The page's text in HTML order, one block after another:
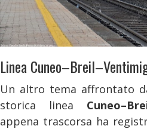
Linea
Un altro tema affrontato
storica linea
appena trascorsa ha